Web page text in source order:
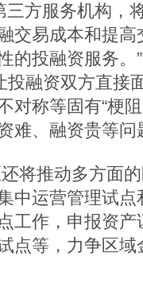
三方服务机构，
交易成本和提
的投融资服务。
投融资双方直接
对称等固有“梗
难、融资贵等问
将推动多方面
中运营管理试
工作，申报资
点等，力争区